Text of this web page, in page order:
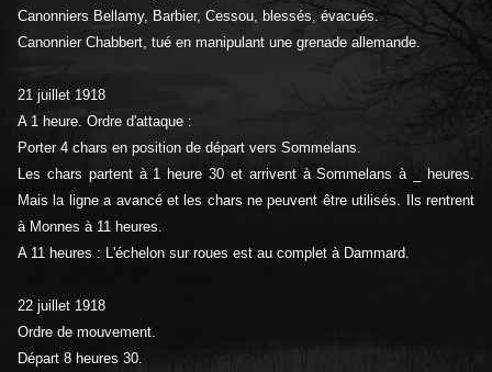
Canonniers Bellamy, Barbier, Cessou, blessés, évacués.
Canonnier Chabbert, tué en manipulant une grenade allemande.
21 juillet 1918
A 1 heure. Ordre d'attaque :
Porter 4 chars en position de départ vers Sommelans.
Les chars partent à 1 heure 30 et arrivent à Sommelans à _ heures.
Mais la ligne a avancé et les chars ne peuvent être utilisés. Ils rentrent
à Monnes à 11 heures.
A 11 heures : L'échelon sur roues est au complet à Dammard.
22 juillet 1918
Ordre de mouvement.
Départ 8 heures 30.